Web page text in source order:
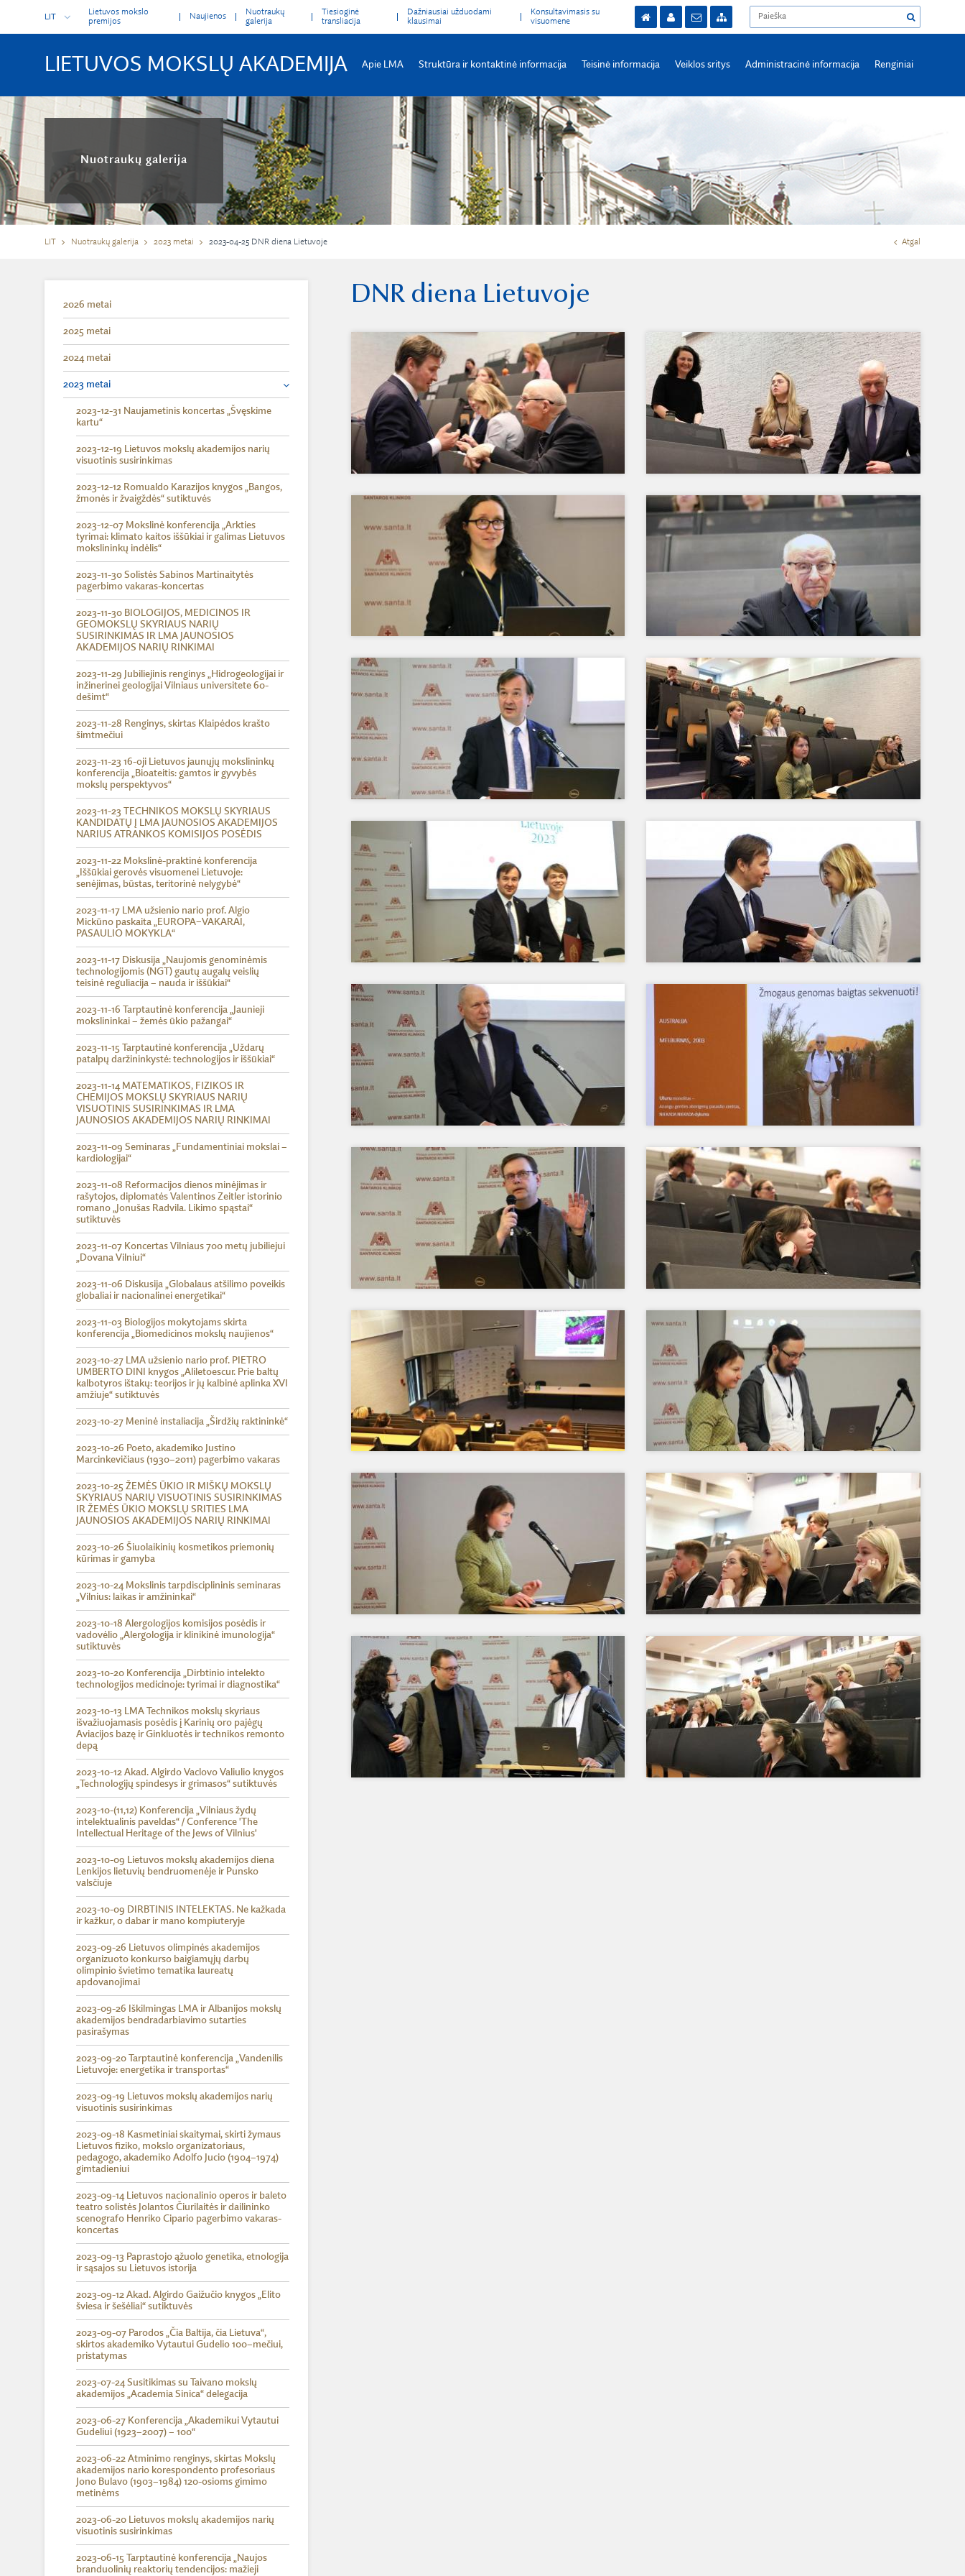
LIETUVOS MOKSLŲ AKADEMIJA
LIT
Lietuvos mokslo
premijos
Naujienos
Nuotraukų
galerija
Tiesioginė
transliacija
Dažniausiai užduodami
klausimai
Konsultavimasis su
visuomene
Apie LMA Struktūra ir kontaktinė informacija Teisinė informacija Veiklos sritys Administracinė informacija Renginiai
Nuotraukų galerija
LIT Nuotraukų galerija 2023 metai 2023-04-25 DNR diena Lietuvoje Atgal
2026 metai
2025 metai
2024 metai
2023 metai
2023-12-31 Naujametinis koncertas „Švęskime
kartu“
2023-12-19 Lietuvos mokslų akademijos narių
visuotinis susirinkimas
2023-12-12 Romualdo Karazijos knygos „Bangos,
žmonės ir žvaigždės“ sutiktuvės
2023-12-07 Mokslinė konferencija „Arkties
tyrimai: klimato kaitos iššūkiai ir galimas Lietuvos
mokslininkų indėlis“
2023-11-30 Solistės Sabinos Martinaitytės
pagerbimo vakaras-koncertas
2023-11-30 BIOLOGIJOS, MEDICINOS IR
GEOMOKSLŲ SKYRIAUS NARIŲ
SUSIRINKIMAS IR LMA JAUNOSIOS
AKADEMIJOS NARIŲ RINKIMAI
2023-11-29 Jubiliejinis renginys „Hidrogeologijai ir
inžinerinei geologijai Vilniaus universitete 60-
dešimt“
2023-11-28 Renginys, skirtas Klaipėdos krašto
šimtmečiui
2023-11-23 16-oji Lietuvos jaunųjų mokslininkų
konferencija „Bioateitis: gamtos ir gyvybės
mokslų perspektyvos“
2023-11-23 TECHNIKOS MOKSLŲ SKYRIAUS
KANDIDATŲ Į LMA JAUNOSIOS AKADEMIJOS
NARIUS ATRANKOS KOMISIJOS POSĖDIS
2023-11-22 Mokslinė-praktinė konferencija
„Iššūkiai gerovės visuomenei Lietuvoje:
senėjimas, būstas, teritorinė nelygybė“
2023-11-17 LMA užsienio nario prof. Algio
Mickūno paskaita „EUROPA–VAKARAI,
PASAULIO MOKYKLA“
2023-11-17 Diskusija „Naujomis genominėmis
technologijomis (NGT) gautų augalų veislių
teisinė reguliacija – nauda ir iššūkiai“
2023-11-16 Tarptautinė konferencija „Jaunieji
mokslininkai – žemės ūkio pažangai“
2023-11-15 Tarptautinė konferencija „Uždarų
patalpų daržininkystė: technologijos ir iššūkiai“
2023-11-14 MATEMATIKOS, FIZIKOS IR
CHEMIJOS MOKSLŲ SKYRIAUS NARIŲ
VISUOTINIS SUSIRINKIMAS IR LMA
JAUNOSIOS AKADEMIJOS NARIŲ RINKIMAI
2023-11-09 Seminaras „Fundamentiniai mokslai –
kardiologijai“
2023-11-08 Reformacijos dienos minėjimas ir
rašytojos, diplomatės Valentinos Zeitler istorinio
romano „Jonušas Radvila. Likimo spąstai“
sutiktuvės
2023-11-07 Koncertas Vilniaus 700 metų jubiliejui
„Dovana Vilniui“
2023-11-06 Diskusija „Globalaus atšilimo poveikis
globaliai ir nacionalinei energetikai“
2023-11-03 Biologijos mokytojams skirta
konferencija „Biomedicinos mokslų naujienos“
2023-10-27 LMA užsienio nario prof. PIETRO
UMBERTO DINI knygos „Aliletoescur. Prie baltų
kalbotyros ištakų: teorijos ir jų kalbinė aplinka XVI
amžiuje“ sutiktuvės
2023-10-27 Meninė instaliacija „Širdžių raktininkė“
2023-10-26 Poeto, akademiko Justino
Marcinkevičiaus (1930–2011) pagerbimo vakaras
2023-10-25 ŽEMĖS ŪKIO IR MIŠKŲ MOKSLŲ
SKYRIAUS NARIŲ VISUOTINIS SUSIRINKIMAS
IR ŽEMĖS ŪKIO MOKSLŲ SRITIES LMA
JAUNOSIOS AKADEMIJOS NARIŲ RINKIMAI
2023-10-26 Šiuolaikinių kosmetikos priemonių
kūrimas ir gamyba
2023-10-24 Mokslinis tarpdisciplininis seminaras
„Vilnius: laikas ir amžininkai“
2023-10-18 Alergologijos komisijos posėdis ir
vadovėlio „Alergologija ir klinikinė imunologija“
sutiktuvės
2023-10-20 Konferencija „Dirbtinio intelekto
technologijos medicinoje: tyrimai ir diagnostika“
2023-10-13 LMA Technikos mokslų skyriaus
išvažiuojamasis posėdis į Karinių oro pajėgų
Aviacijos bazę ir Ginkluotės ir technikos remonto
depą
2023-10-12 Akad. Algirdo Vaclovo Valiulio knygos
„Technologijų spindesys ir grimasos“ sutiktuvės
2023-10-(11,12) Konferencija „Vilniaus žydų
intelektualinis paveldas“ / Conference 'The
Intellectual Heritage of the Jews of Vilnius'
2023-10-09 Lietuvos mokslų akademijos diena
Lenkijos lietuvių bendruomenėje ir Punsko
valsčiuje
2023-10-09 DIRBTINIS INTELEKTAS. Ne kažkada
ir kažkur, o dabar ir mano kompiuteryje
2023-09-26 Lietuvos olimpinės akademijos
organizuoto konkurso baigiamųjų darbų
olimpinio švietimo tematika laureatų
apdovanojimai
2023-09-26 Iškilmingas LMA ir Albanijos mokslų
akademijos bendradarbiavimo sutarties
pasirašymas
2023-09-20 Tarptautinė konferencija „Vandenilis
Lietuvoje: energetika ir transportas“
2023-09-19 Lietuvos mokslų akademijos narių
visuotinis susirinkimas
2023-09-18 Kasmetiniai skaitymai, skirti žymaus
Lietuvos fiziko, mokslo organizatoriaus,
pedagogo, akademiko Adolfo Jucio (1904–1974)
gimtadieniui
2023-09-14 Lietuvos nacionalinio operos ir baleto
teatro solistės Jolantos Čiurilaitės ir dailininko
scenografo Henriko Cipario pagerbimo vakaras-
koncertas
2023-09-13 Paprastojo ąžuolo genetika, etnologija
ir sąsajos su Lietuvos istorija
2023-09-12 Akad. Algirdo Gaižučio knygos „Elito
šviesa ir šešėliai“ sutiktuvės
2023-09-07 Parodos „Čia Baltija, čia Lietuva“,
skirtos akademiko Vytautui Gudelio 100–mečiui,
pristatymas
2023-07-24 Susitikimas su Taivano mokslų
akademijos „Academia Sinica“ delegacija
2023-06-27 Konferencija „Akademikui Vytautui
Gudeliui (1923–2007) – 100“
2023-06-22 Atminimo renginys, skirtas Mokslų
akademijos nario korespondento profesoriaus
Jono Bulavo (1903–1984) 120-osioms gimimo
metinėms
2023-06-20 Lietuvos mokslų akademijos narių
visuotinis susirinkimas
2023-06-15 Tarptautinė konferencija „Naujos
branduolinių reaktorių tendencijos: mažieji
DNR diena Lietuvoje